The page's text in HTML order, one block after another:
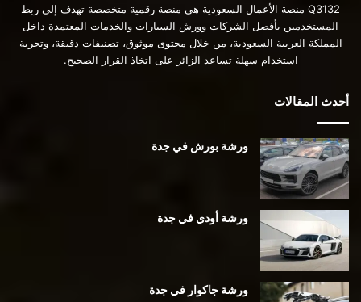
Q3132 منصة الأعمال السعودية هي منصة رقمية متخصصة تهدف إلى ربط
المستخدمين بأفضل الشركات وورش السيارات والخدمات المعتمدة داخل
المملكة العربية السعودية، من خلال محتوى موثوق، تصنيفات دقيقة، وتجربة
استخدام سهلة تساعد الزائر على اتخاذ القرار الصحيح.
أحدث المقالات
ورشة بورش في جدة
ورشة أودي في جدة
ورشة جاكوار في جدة